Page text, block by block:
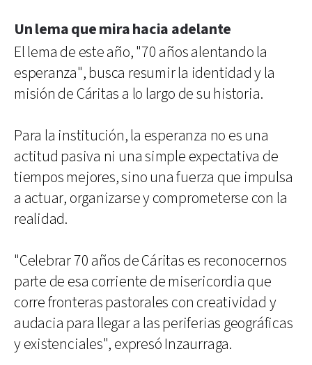
Un lema que mira hacia adelante
El lema de este año, "70 años alentando la
esperanza", busca resumir la identidad y la
misión de Cáritas a lo largo de su historia.
Para la institución, la esperanza no es una
actitud pasiva ni una simple expectativa de
tiempos mejores, sino una fuerza que impulsa
a actuar, organizarse y comprometerse con la
realidad.
"Celebrar 70 años de Cáritas es reconocernos
parte de esa corriente de misericordia que
corre fronteras pastorales con creatividad y
audacia para llegar a las periferias geográficas
y existenciales", expresó Inzaurraga.